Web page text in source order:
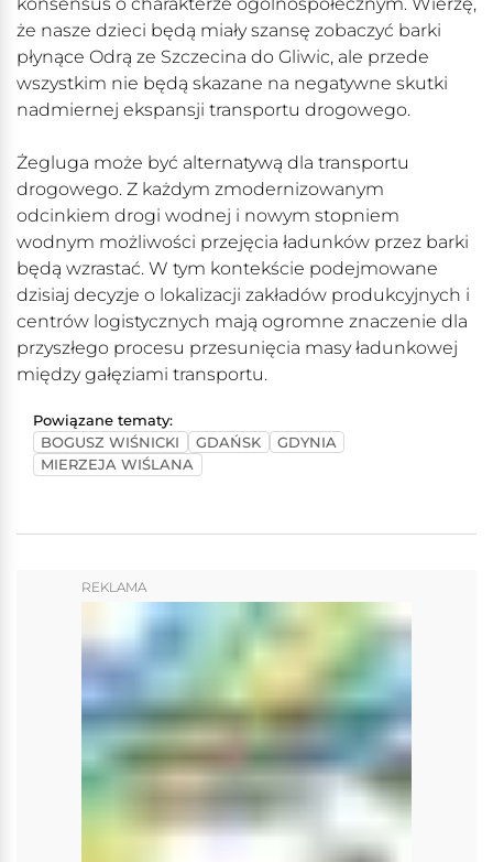
że nasze dzieci będą miały szansę zobaczyć barki
płynące Odrą ze Szczecina do Gliwic, ale przede
wszystkim nie będą skazane na negatywne skutki
nadmiernej ekspansji transportu drogowego.
Żegluga może być alternatywą dla transportu
drogowego. Z każdym zmodernizowanym
odcinkiem drogi wodnej i nowym stopniem
wodnym możliwości przejęcia ładunków przez barki
będą wzrastać. W tym kontekście podejmowane
dzisiaj decyzje o lokalizacji zakładów produkcyjnych i
centrów logistycznych mają ogromne znaczenie dla
przyszłego procesu przesunięcia masy ładunkowej
między gałęziami transportu.
Powiązane tematy:
BOGUSZ WIŚNICKI
GDAŃSK
GDYNIA
MIERZEJA WIŚLANA
REKLAMA